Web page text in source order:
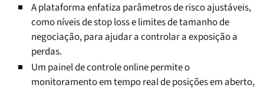
A plataforma enfatiza parâmetros de risco ajustáveis,
como níveis de stop loss e limites de tamanho de
negociação, para ajudar a controlar a exposição a
perdas.
Um painel de controle online permite o
monitoramento em tempo real de posições em aberto,